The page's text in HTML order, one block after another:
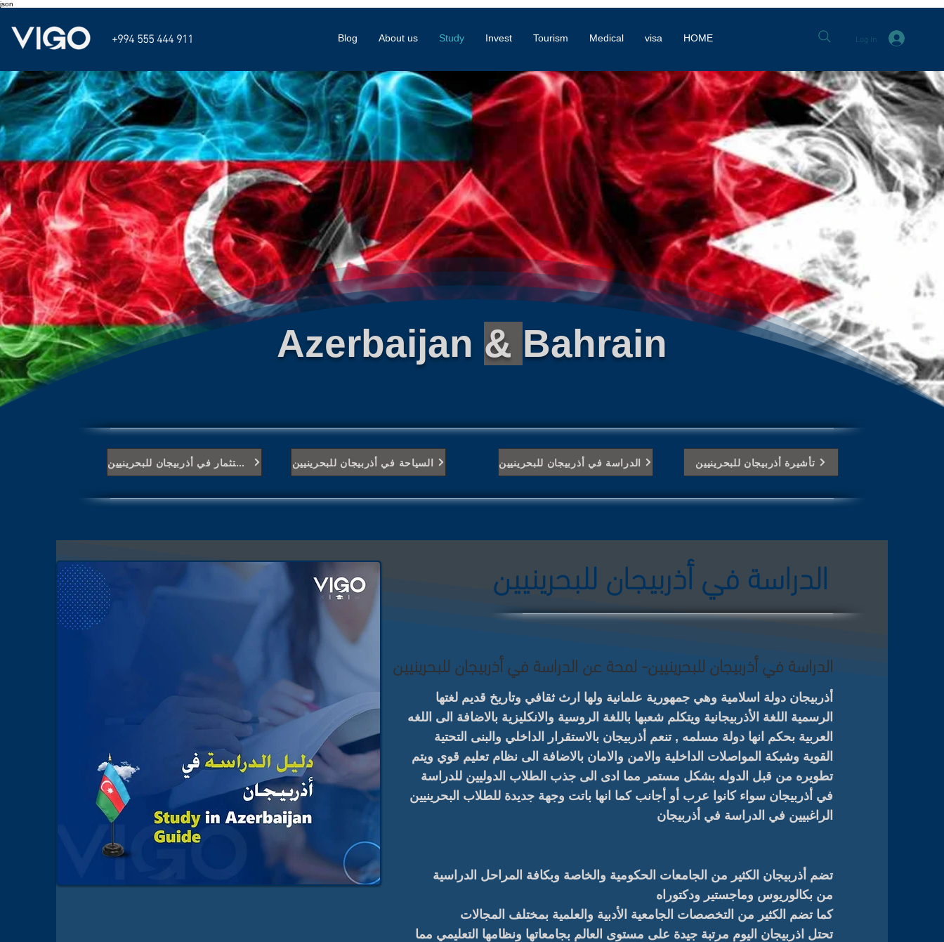
json
+994 555 444 911 HOME
visa
Medical
Tourism
Invest
Study
About us
Blog Log In
Azerbaijan & Bahrain
الاستثمار في أذربيجان للبحرينيين السياحة في أذربيجان للبحرينيين الدراسة في أذربيجان للبحرينيين تأشيرة أذربيجان للبحرينيين
الدراسة في أذربيجان للبحرينيين
الدراسة في أذربيجان للبحرينيين- لمحة عن الدراسة في أذربيجان للبحرينيين
أذربيجان دولة اسلامية وهي جمهورية علمانية ولها ارث ثقافي وتاريخ قديم لغتها
الرسمية اللغة الأذربيجانية ويتكلم شعبها باللغة الروسية والانكليزية بالاضافة الى اللغه
العربية بحكم انها دولة مسلمه , تنعم أذربيجان بالاستقرار الداخلي والبنى التحتية
القوية وشبكة المواصلات الداخلية والامن والامان بالاضافة الى نظام تعليم قوي ويتم
تطويره من قبل الدوله بشكل مستمر مما ادى الى جذب الطلاب الدوليين للدراسة
في أذربيجان سواء كانوا عرب أو أجانب كما انها باتت وجهة جديدة للطلاب البحرينيين
الراغبيين في الدراسة في أذربيجان
تضم أذربيجان الكثير من الجامعات الحكومية والخاصة وبكافة المراحل الدراسية
من بكالوريوس وماجستير ودكتوراه
كما تضم الكثير من التخصصات الجامعية الأدبية والعلمية بمختلف المجالات
تحتل اذربيجان اليوم مرتبة جيدة على مستوى العالم بجامعاتها ونظامها التعليمي مما